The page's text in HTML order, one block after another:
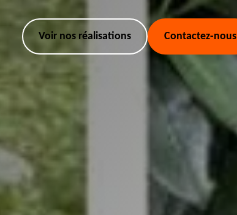
Voir nos réalisations Contactez-nous